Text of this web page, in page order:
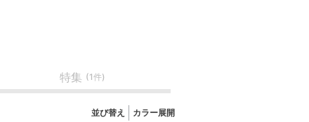
特集 (1件)
並び替え カラー展開